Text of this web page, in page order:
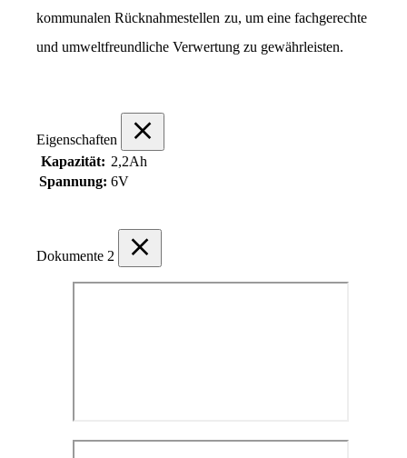
kommunalen Rücknahmestellen zu, um eine fachgerechte
und umweltfreundliche Verwertung zu gewährleisten.
Eigenschaften
Kapazität: 2,2Ah
Spannung: 6V
Dokumente 2